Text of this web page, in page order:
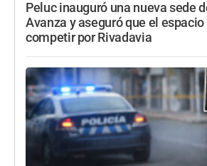
Peluc inauguró una nueva sede
Avanza y aseguró que el espacio
competir por Rivadavia